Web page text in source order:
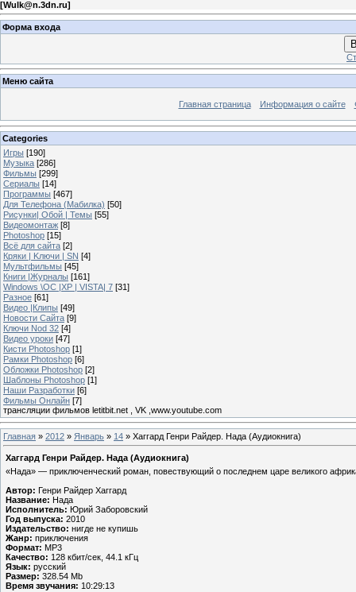
[Wulk@n.3dn.ru]
Форма входа
Меню сайта
Главная страница Информация о сайте
Categories
Игры [190]
Музыка [286]
Фильмы [299]
Сериалы [14]
Программы [467]
Для Телефона (Мабилка) [50]
Рисунки| Обой | Темы [55]
Видеомонтаж [8]
Photoshop [15]
Всё для сайта [2]
Кряки | Kлючи | SN [4]
Мультфильмы [45]
Книги |Журналы [161]
Windows \OC |XP | VISTA| 7 [31]
Разное [61]
Видео |Клипы [49]
Новости Сайта [9]
Ключи Nod 32 [4]
Видео уроки [47]
Кисти Photoshop [1]
Рамки Photoshop [6]
Обложки Photoshop [2]
Шаблоны Photoshop [1]
Наши Разработки [6]
Фильмы Онлайн [7]
трансляции фильмов letitbit.net , VK ,www.youtube.com
Главная » 2012 » Январь » 14 » Хаггард Генри Райдер. Нада (Аудиокнига)
Хаггард Генри Райдер. Нада (Аудиокнига)
«Нада» — приключенческий роман, повествующий о последнем царе великого
Автор: Генри Райдер Хаггард
Название: Нада
Исполнитель: Юрий Заборовский
Год выпуска: 2010
Издательство: нигде не купишь
Жанр: приключения
Формат: MP3
Качество: 128 кбит/сек, 44.1 кГц
Язык: русский
Размер: 328.54 Mb
Время звучания: 10:29:13